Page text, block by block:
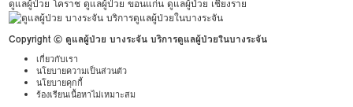
ดูแลผู้ป่วย โคราช ดูแลผู้ป่วย ขอนแก่น ดูแลผู้ป่วย เชียงราย
Copyright © ดูแลผู้ป่วย บางระจัน บริการดูแลผู้ป่วยในบางระจัน
เกี่ยวกับเรา
นโยบายความเป็นส่วนตัว
นโยบายคุกกี้
ร้องเรียนเนื้อหาไม่เหมาะสม